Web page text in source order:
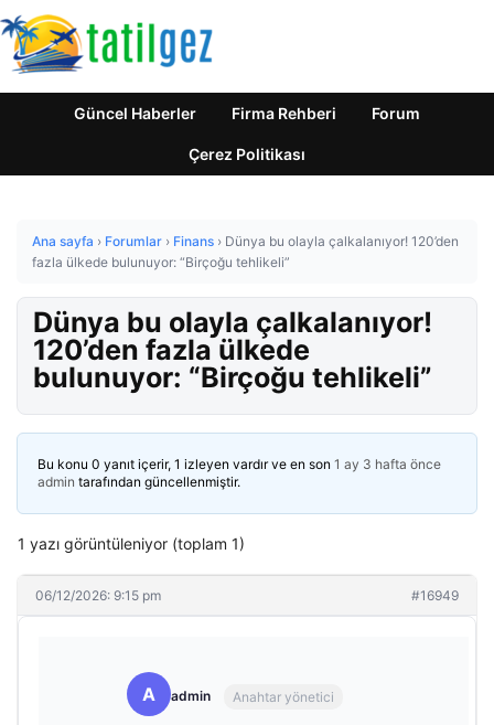
Güncel Haberler Firma Rehberi Forum
Çerez Politikası
Ana sayfa › Forumlar › Finans › Dünya bu olayla çalkalanıyor! 120’den
fazla ülkede bulunuyor: “Birçoğu tehlikeli”
Dünya bu olayla çalkalanıyor!
120’den fazla ülkede
bulunuyor: “Birçoğu tehlikeli”
Bu konu 0 yanıt içerir, 1 izleyen vardır ve en son 1 ay 3 hafta önce
admin tarafından güncellenmiştir.
1 yazı görüntüleniyor (toplam 1)
06/12/2026: 9:15 pm #16949
A admin Anahtar yönetici